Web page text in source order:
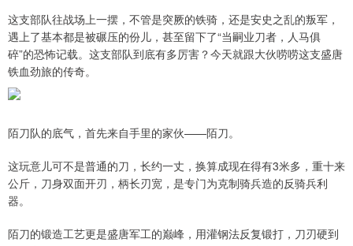
这支部队往战场上一摆，不管是突厥的铁骑，还是安史之乱的叛军，
遇上了基本都是被碾压的份儿，甚至留下了“当嗣业刀者，人马俱
碎”的恐怖记载。这支部队到底有多厉害？今天就跟大伙唠唠这支盛唐
铁血劲旅的传奇。
陌刀队的底气，首先来自手里的家伙——陌刀。
这玩意儿可不是普通的刀，长约一丈，换算成现在得有3米多，重十来
公斤，刀身双面开刃，柄长刃宽，是专门为克制骑兵造的反骑兵利
器。
陌刀的锻造工艺更是盛唐军工的巅峰，用灌钢法反复锻打，刀刃硬到